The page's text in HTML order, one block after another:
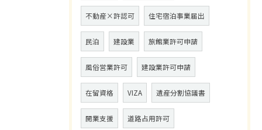
不動産×許認可 住宅宿泊事業届出
民泊 建設業 旅館業許可申請
風俗営業許可 建設業許可申請
在留資格 VIZA 遺産分割協議書
開業支援 道路占用許可